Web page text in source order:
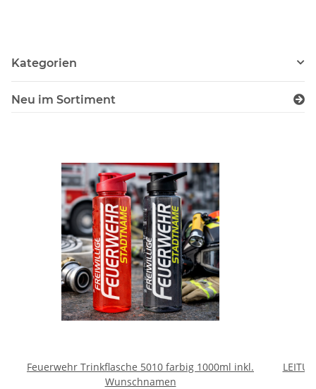
Kategorien
Neu im Sortiment
Feuerwehr Trinkflasche 5010 farbig 1000ml inkl.
Wunschnamen